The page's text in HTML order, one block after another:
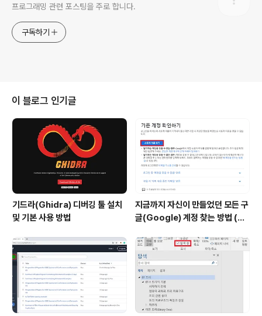
프로그래밍 관련 포스팅을 주로 합니다.
구독하기
이 블로그 인기글
기드라(Ghidra) 디버깅 툴 설치
및 기본 사용 방법
지금까지 자신이 만들었던 모든 구
글(Google) 계정 찾는 방법 (핸